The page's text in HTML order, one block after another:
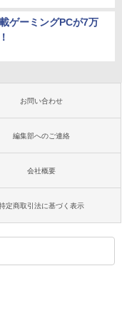
ゲーミングPCが7万
お問い合わせ
編集部へのご連絡
会社概要
定商取引法に基づく表示